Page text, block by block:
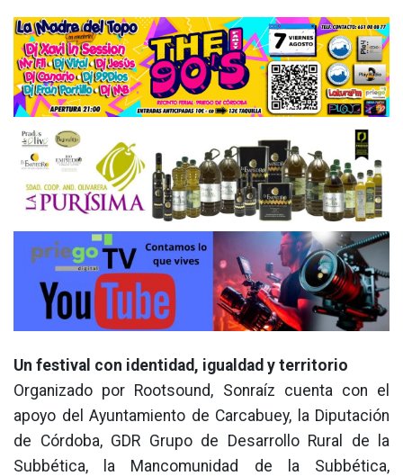
Un festival con identidad, igualdad y territorio
Organizado por Rootsound, Sonraíz cuenta con el
apoyo del Ayuntamiento de Carcabuey, la Diputación
de Córdoba, GDR Grupo de Desarrollo Rural de la
Subbética, la Mancomunidad de la Subbética,